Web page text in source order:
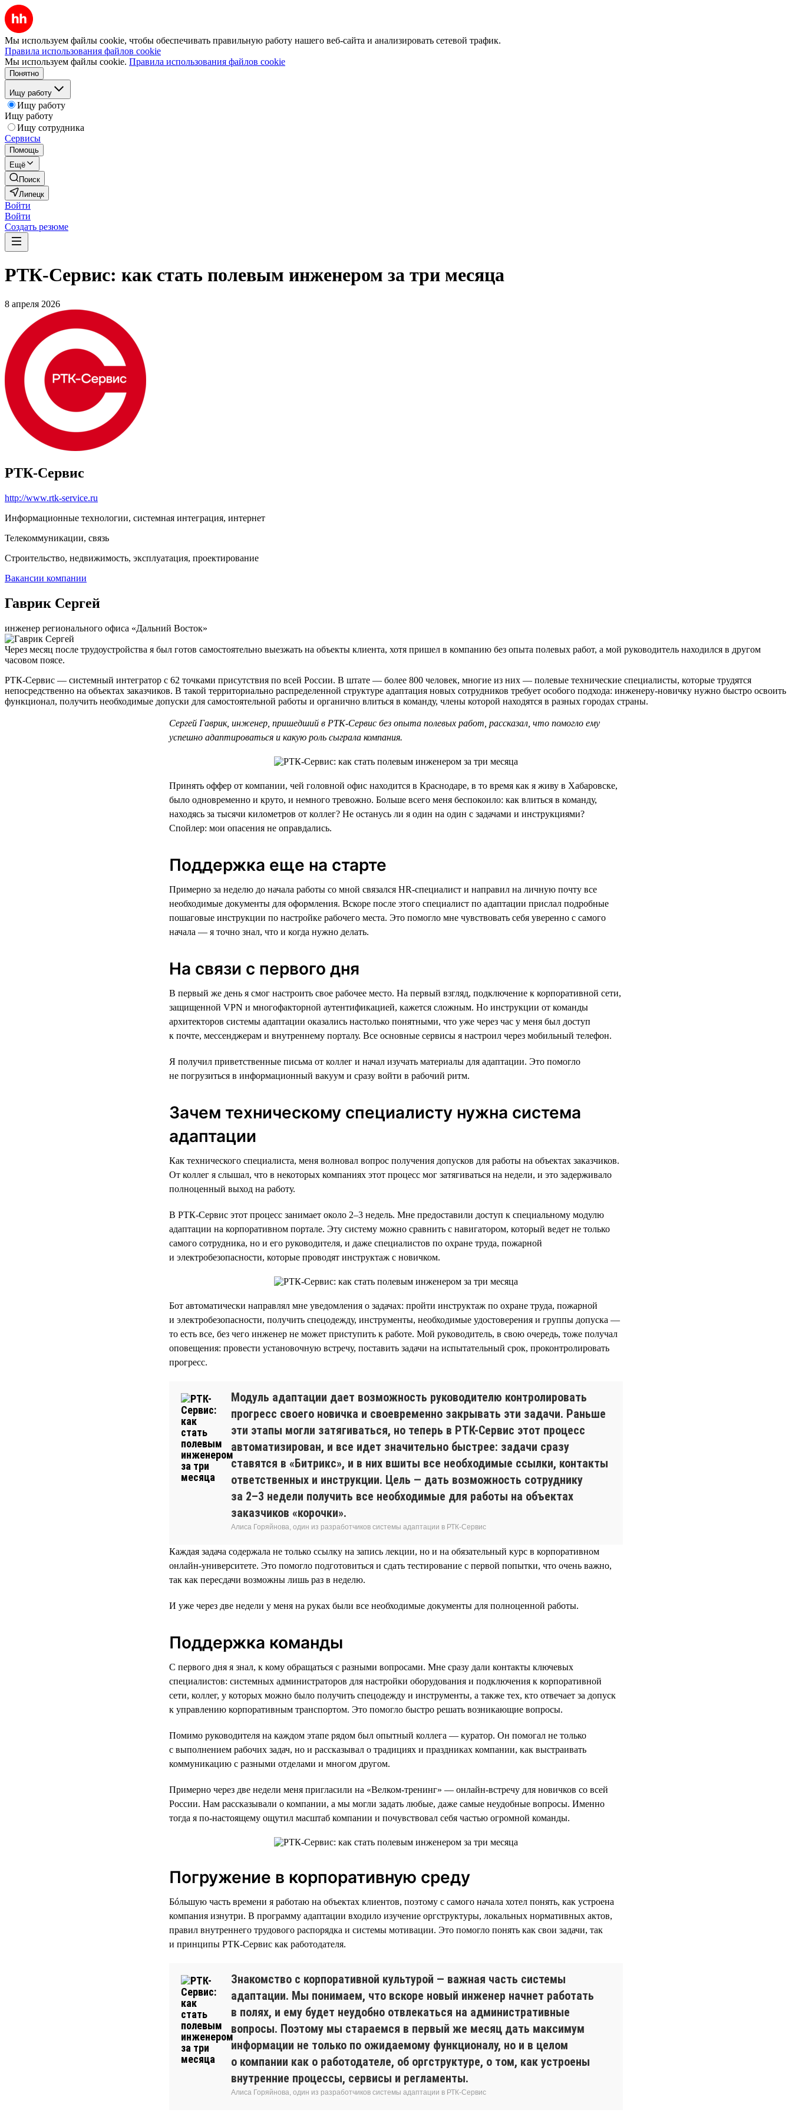
Мы используем файлы cookie, чтобы обеспечивать правильную работу нашего веб-сайта и анализировать сетевой трафик.
Правила использования файлов cookie
Мы используем файлы cookie. Правила использования файлов cookie
Понятно
Ищу работу
Ищу работу
Ищу работу
Ищу сотрудника
Сервисы
Помощь
Ещё
Поиск
Липецк
Войти
Войти
Создать резюме
РТК-Сервис: как стать полевым инженером за три месяца
8 апреля 2026
РТК-Сервис
http://www.rtk-service.ru
Информационные технологии, системная интеграция, интернет
Телекоммуникации, связь
Строительство, недвижимость, эксплуатация, проектирование
Вакансии компании
Гаврик Сергей
инженер регионального офиса «Дальний Восток»
Через месяц после трудоустройства я был готов самостоятельно выезжать на объекты клиента, хотя пришел в компанию без опыта полевых работ, а мой руководитель находился в другом
часовом поясе.
РТК-Сервис — системный интегратор с 62 точками присутствия по всей России. В штате — более 800 человек, многие из них — полевые технические специалисты, которые трудятся
непосредственно на объектах заказчиков. В такой территориально распределенной структуре адаптация новых сотрудников требует особого подхода: инженеру-новичку нужно быстро освоить
функционал, получить необходимые допуски для самостоятельной работы и органично влиться в команду, члены которой находятся в разных городах страны.
Сергей Гаврик, инженер, пришедший в РТК-Сервис без опыта полевых работ, рассказал, что помогло ему
успешно адаптироваться и какую роль сыграла компания.
Принять оффер от компании, чей головной офис находится в Краснодаре, в то время как я живу в Хабаровске,
было одновременно и круто, и немного тревожно. Больше всего меня беспокоило: как влиться в команду,
находясь за тысячи километров от коллег? Не останусь ли я один на один с задачами и инструкциями?
Спойлер: мои опасения не оправдались.
Поддержка еще на старте
Примерно за неделю до начала работы со мной связался HR-специалист и направил на личную почту все
необходимые документы для оформления. Вскоре после этого специалист по адаптации прислал подробные
пошаговые инструкции по настройке рабочего места. Это помогло мне чувствовать себя уверенно с самого
начала — я точно знал, что и когда нужно делать.
На связи с первого дня
В первый же день я смог настроить свое рабочее место. На первый взгляд, подключение к корпоративной сети,
защищенной VPN и многофакторной аутентификацией, кажется сложным. Но инструкции от команды
архитекторов системы адаптации оказались настолько понятными, что уже через час у меня был доступ
к почте, мессенджерам и внутреннему порталу. Все основные сервисы я настроил через мобильный телефон.
Я получил приветственные письма от коллег и начал изучать материалы для адаптации. Это помогло
не погрузиться в информационный вакуум и сразу войти в рабочий ритм.
Зачем техническому специалисту нужна система
адаптации
Как технического специалиста, меня волновал вопрос получения допусков для работы на объектах заказчиков.
От коллег я слышал, что в некоторых компаниях этот процесс мог затягиваться на недели, и это задерживало
полноценный выход на работу.
В РТК-Сервис этот процесс занимает около 2–3 недель. Мне предоставили доступ к специальному модулю
адаптации на корпоративном портале. Эту систему можно сравнить с навигатором, который ведет не только
самого сотрудника, но и его руководителя, и даже специалистов по охране труда, пожарной
и электробезопасности, которые проводят инструктаж с новичком.
Бот автоматически направлял мне уведомления о задачах: пройти инструктаж по охране труда, пожарной
и электробезопасности, получить спецодежду, инструменты, необходимые удостоверения и группы допуска —
то есть все, без чего инженер не может приступить к работе. Мой руководитель, в свою очередь, тоже получал
оповещения: провести установочную встречу, поставить задачи на испытательный срок, проконтролировать
прогресс.
Модуль адаптации дает возможность руководителю контролировать
прогресс своего новичка и своевременно закрывать эти задачи. Раньше
эти этапы могли затягиваться, но теперь в РТК-Сервис этот процесс
автоматизирован, и все идет значительно быстрее: задачи сразу
ставятся в «Битрикс», и в них вшиты все необходимые ссылки, контакты
ответственных и инструкции. Цель — дать возможность сотруднику
за 2–3 недели получить все необходимые для работы на объектах
заказчиков «корочки».
Алиса Горяйнова, один из разработчиков системы адаптации в РТК-Сервис
Каждая задача содержала не только ссылку на запись лекции, но и на обязательный курс в корпоративном
онлайн-университете. Это помогло подготовиться и сдать тестирование с первой попытки, что очень важно,
так как пересдачи возможны лишь раз в неделю.
И уже через две недели у меня на руках были все необходимые документы для полноценной работы.
Поддержка команды
С первого дня я знал, к кому обращаться с разными вопросами. Мне сразу дали контакты ключевых
специалистов: системных администраторов для настройки оборудования и подключения к корпоративной
сети, коллег, у которых можно было получить спецодежду и инструменты, а также тех, кто отвечает за допуск
к управлению корпоративным транспортом. Это помогло быстро решать возникающие вопросы.
Помимо руководителя на каждом этапе рядом был опытный коллега — куратор. Он помогал не только
с выполнением рабочих задач, но и рассказывал о традициях и праздниках компании, как выстраивать
коммуникацию с разными отделами и многом другом.
Примерно через две недели меня пригласили на «Велком-тренинг» — онлайн-встречу для новичков со всей
России. Нам рассказывали о компании, а мы могли задать любые, даже самые неудобные вопросы. Именно
тогда я по-настоящему ощутил масштаб компании и почувствовал себя частью огромной команды.
Погружение в корпоративную среду
Бóльшую часть времени я работаю на объектах клиентов, поэтому с самого начала хотел понять, как устроена
компания изнутри. В программу адаптации входило изучение оргструктуры, локальных нормативных актов,
правил внутреннего трудового распорядка и системы мотивации. Это помогло понять как свои задачи, так
и принципы РТК-Сервис как работодателя.
Знакомство с корпоративной культурой — важная часть системы
адаптации. Мы понимаем, что вскоре новый инженер начнет работать
в полях, и ему будет неудобно отвлекаться на административные
вопросы. Поэтому мы стараемся в первый же месяц дать максимум
информации не только по ожидаемому функционалу, но и в целом
о компании как о работодателе, об оргструктуре, о том, как устроены
внутренние процессы, сервисы и регламенты.
Алиса Горяйнова, один из разработчиков системы адаптации в РТК-Сервис